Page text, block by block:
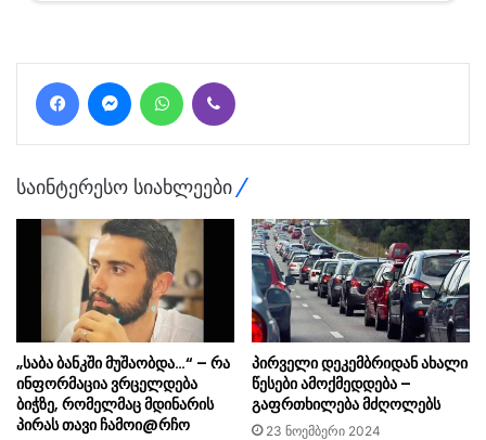
FacebookMessengerWhatsApp
საინტერესო სიახლეები
„საბა ბანკში მუშაობდა…“ – რა
ინფორმაცია ვრცელდება
ბიჭზე, რომელმაც მდინარის
პირას თავი ჩამოი@რჩო
პირველი დეკემბრიდან ახალი
წესები ამოქმედდება –
გაფრთხილება მძღოლებს
23 ნოემბერი 2024